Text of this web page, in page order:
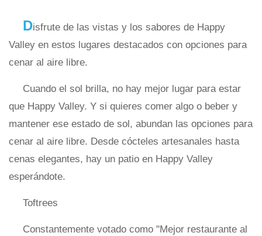
Disfrute de las vistas y los sabores de Happy
Valley en estos lugares destacados con opciones para
cenar al aire libre.
Cuando el sol brilla, no hay mejor lugar para estar
que Happy Valley. Y si quieres comer algo o beber y
mantener ese estado de sol, abundan las opciones para
cenar al aire libre. Desde cócteles artesanales hasta
cenas elegantes, hay un patio en Happy Valley
esperándote.
Toftrees
Constantemente votado como "Mejor restaurante al